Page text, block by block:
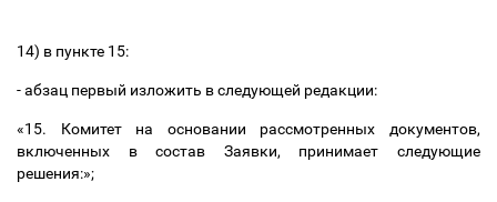
14) в пункте 15:
- абзац первый изложить в следующей редакции:
«15. Комитет на основании рассмотренных документов,
включенных в состав Заявки, принимает следующие
решения:»;